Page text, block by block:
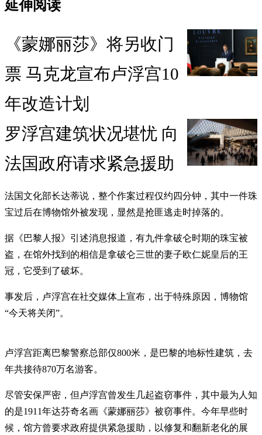
延伸阅读
《蒙娜丽莎》将另收门
票 马克龙宣布卢浮宫10
年改造计划
罗浮宫建筑状况堪忧 向
法国政府请求紧急援助
法国文化部长达蒂说，整个作案过程仅约四分钟，其中一件珠
宝过后在博物馆外被发现，显然是抢匪逃走时掉落的。
据《巴黎人报》引述消息报道，有九件拿破仑时期的珠宝被
盗，在馆外找到的相信是拿破仑三世的妻子欧仁妮皇后的王
冠，它受到了破坏。
事发后，卢浮宫在社交媒体上宣布，出于特殊原因，博物馆
“今天将关闭”。
卢浮宫距离巴黎警察总部仅800米，是巴黎的地标性建筑，去
年共接待870万名游客。
尽管安保严密，但卢浮宫曾发生几起盗窃事件，其中最为人知
的是1911年达芬奇名画《蒙娜丽莎》被窃事件。今年早些时
候，馆方曾要求政府提供紧急援助，以修复和翻新老化的展